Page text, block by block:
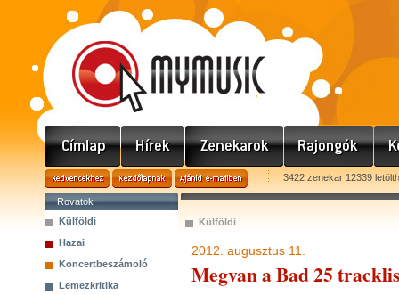
3422 zenekar 12339
Rovatok
Külföldi
Hazai
Koncertbeszámoló
Lemezkritika
Külföldi
2012. augusztus 11.
Megvan a Bad 25